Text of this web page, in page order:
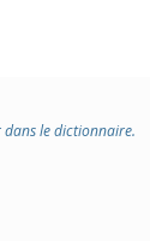
le dictionnaire.